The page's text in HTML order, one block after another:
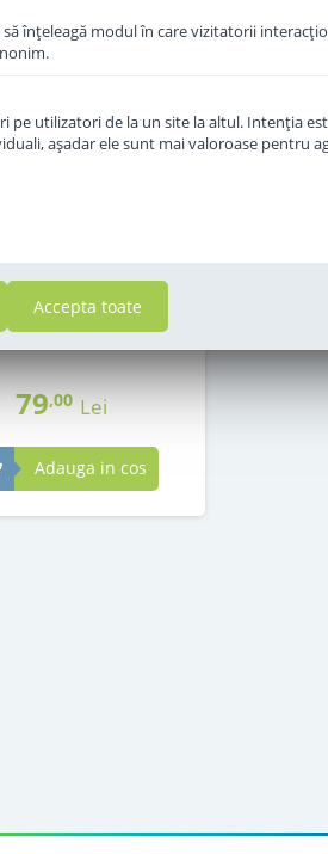
in stoc
79,00 Lei
Adauga in cos
înţeleagă modul în care vizitatorii
utilizatori de la un site la altul. Intenţia
aşadar ele sunt mai valoroase pentru
Accepta toate